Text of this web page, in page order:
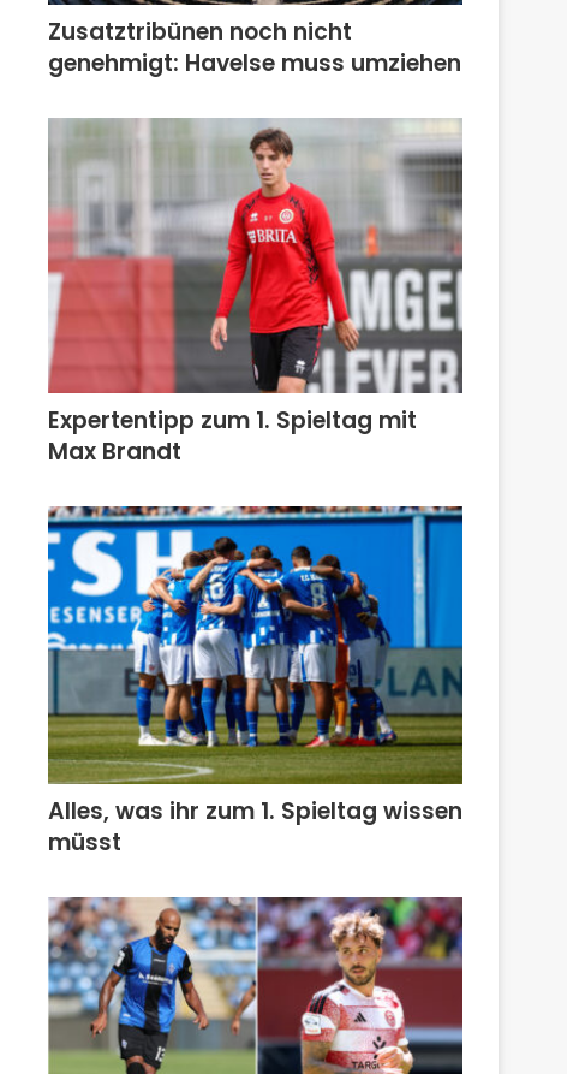
Zusatztribünen noch nicht
genehmigt: Havelse muss umziehen
Expertentipp zum 1. Spieltag mit
Max Brandt
Alles, was ihr zum 1. Spieltag wissen
müsst